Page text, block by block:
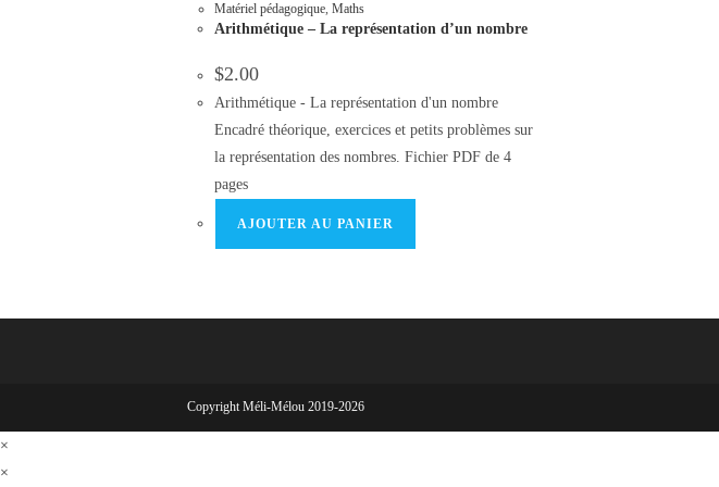
Matériel pédagogique, Maths
Arithmétique – La représentation d’un nombre
$2.00
Arithmétique - La représentation d'un nombre
Encadré théorique, exercices et petits problèmes sur
la représentation des nombres. Fichier PDF de 4
pages
AJOUTER AU PANIER
Copyright Méli-Mélou 2019-2026
×
×